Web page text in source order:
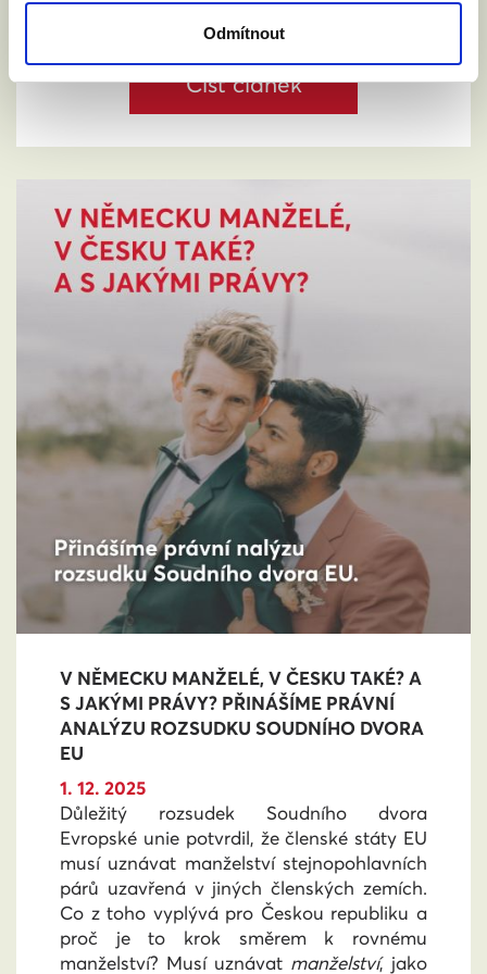
Odmítnout
Číst článek
V NĚMECKU MANŽELÉ, V ČESKU TAKÉ? A
S JAKÝMI PRÁVY? PŘINÁŠÍME PRÁVNÍ
ANALÝZU ROZSUDKU SOUDNÍHO DVORA
EU
1. 12. 2025
Důležitý rozsudek Soudního dvora
Evropské unie potvrdil, že členské státy EU
musí uznávat manželství stejnopohlavních
párů uzavřená v jiných členských zemích.
Co z toho vyplývá pro Českou republiku a
proč je to krok směrem k rovnému
manželství? Musí uznávat manželství, jako